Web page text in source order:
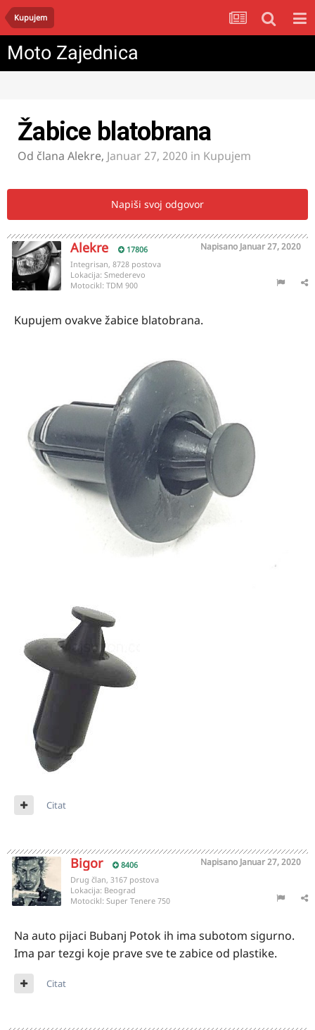
Kupujem
Moto Zajednica
Žabice blatobrana
Od člana Alekre, Januar 27, 2020 in Kupujem
Napiši svoj odgovor
Alekre 17806 Napisano Januar 27, 2020
Integrisan, 8728 postova
Lokacija: Smederevo
Motocikl: TDM 900
Kupujem ovakve žabice blatobrana.
Citat
Bigor 8406 Napisano Januar 27, 2020
Drug član, 3167 postova
Lokacija: Beograd
Motocikl: Super Tenere 750
Na auto pijaci Bubanj Potok ih ima subotom sigurno.
Ima par tezgi koje prave sve te zabice od plastike.
Citat